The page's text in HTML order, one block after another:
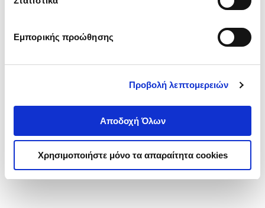
Εμπορικής προώθησης
Προβολή λεπτομερειών
Αποδοχή Όλων
Χρησιμοποιήστε μόνο τα απαραίτητα cookies